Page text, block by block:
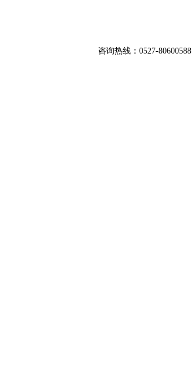
咨询热线：0527-80600588